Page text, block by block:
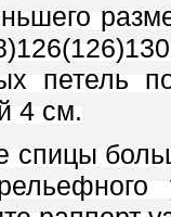
петель
4 см.
спицы